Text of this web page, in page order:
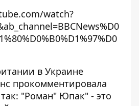
watch?
в Украине
прокомментировала
"Роман" Юпак" - это